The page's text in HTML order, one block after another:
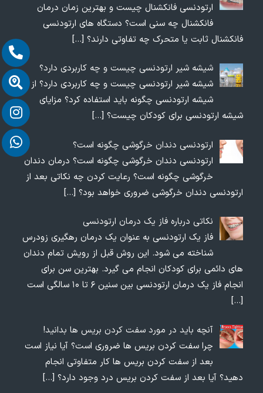
ارتودنسی فانکشنال چیست و بهترین زمان درمان
فانکشنال چه سنی است؟ دستگاه های ارتودنسی
فانکشنال ثابت یا متحرک چه تفاوتی دارند؟[…]
شیشه شیر ارتودنسی چیست و چه کاربردی دارد؟
شیشه شیر ارتودنسی چیست و چه کاربردی دارد؟ از
شیشه ارتودنسی چگونه باید استفاده کرد؟ مزایای
شیشه ارتودنسی برای کودکان چیست؟[…]
ارتودنسی دندان خرگوشی چگونه است؟
ارتودنسی دندان خرگوشی چگونه است؟ درمان دندان
خرگوشی چگونه است؟ رعایت کردن چه نکاتی بعد از
ارتودنسی دندان خرگوشی ضروری خواهد بود؟[…]
نکاتی درباره فاز یک درمان ارتودنسی
فاز یک ارتودنسی به عنوان یک درمان رهگیری زودرس
شناخته می شود. این روش قبل از رویش تمام دندان
های دائمی برای کودکان انجام می گیرد. بهترین سن برای
انجام فاز یک درمان ارتودنسی بین سنین ۶ تا ۱۰ سالگی است
[…]
آنچه باید در مورد سفت کردن بریس ها بدانید!
چرا سفت کردن بریس ها ضروری است؟ آیا نیاز است
بعد از سفت کردن بریس ها کار متفاوتی انجام
دهید؟ آیا بعد از سفت کردن بریس درد وجود دارد؟[…]